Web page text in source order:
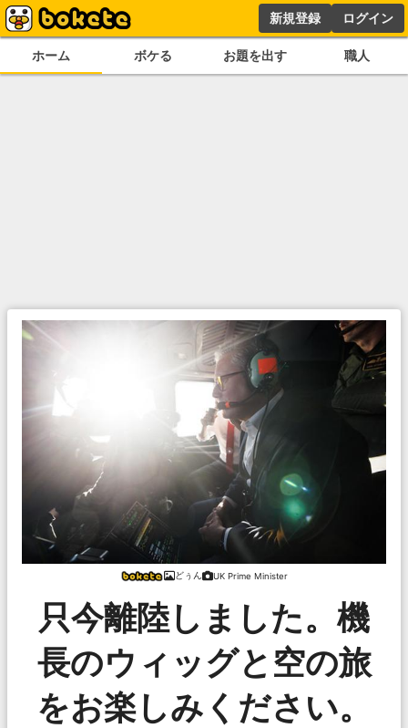
新規登録 ログイン
ホーム ボケる お題を出す 職人
どぅん UK Prime Minister
只今離陸しました。機
長のウィッグと空の旅
をお楽しみください。